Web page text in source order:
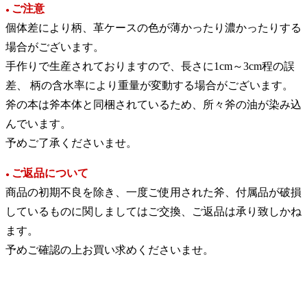
● ご注意
個体差により柄、革ケースの色が薄かったり濃かったりする
場合がございます。
手作りで生産されておりますので、長さに1cm～3cm程の誤
差、 柄の含水率により重量が変動する場合がございます。
斧の本は斧本体と同梱されているため、所々斧の油が染み込
んでいます。
予めご了承くださいませ。
● ご返品について
商品の初期不良を除き、一度ご使用された斧、付属品が破損
しているものに関しましてはご交換、ご返品は承り致しかね
ます。
予めご確認の上お買い求めくださいませ。